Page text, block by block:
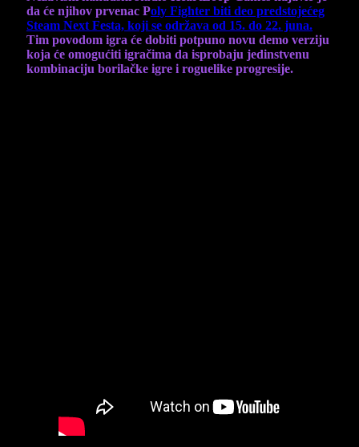
da će njihov prvenac Poly Fighter biti deo predstojećeg
Steam Next Festa, koji se održava od 15. do 22. juna.
Tim povodom igra će dobiti potpuno novu demo verziju
koja će omogućiti igračima da isprobaju jedinstvenu
kombinaciju borilačke igre i roguelike progresije.